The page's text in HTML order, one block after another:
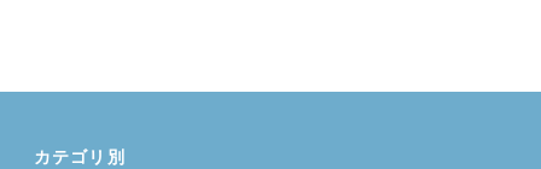
カテゴリ別